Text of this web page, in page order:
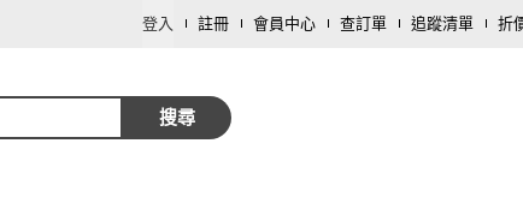
登入 註冊 會員中心 查訂單 追蹤清單 折
搜尋